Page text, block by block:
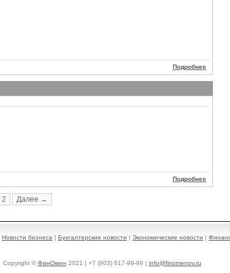
Подробнее
Подробнее
2 Далее →
Новости бизнеса | Бухгалтерские новости | Экономические новости |
Copyright ©ФинОмен 2021 | +7 (903) 617-99-99 | info@finomenov.ru